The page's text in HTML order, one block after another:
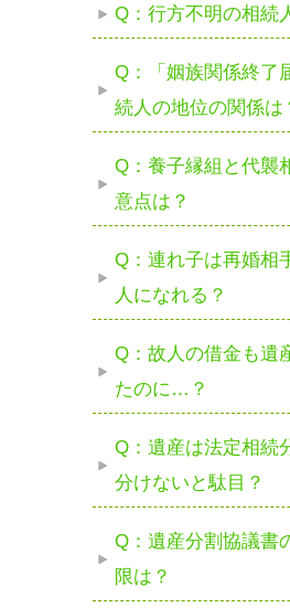
Q：行方不明の相続
Q：「姻族関係終了
続人の地位の関係は
Q：養子縁組と代襲
意点は？
Q：連れ子は再婚相
人になれる？
Q：故人の借金も遺
たのに…？
Q：遺産は法定相続
分けないと駄目？
Q：遺産分割協議書
限は？